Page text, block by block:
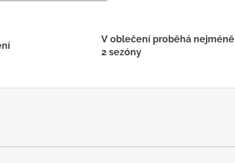
V oblečení proběhá nejméně
2 sezóny